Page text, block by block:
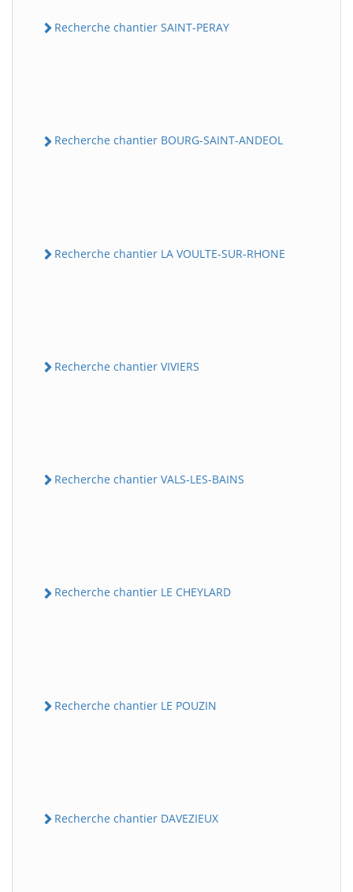
Recherche chantier SAINT-PERAY
Recherche chantier BOURG-SAINT-ANDEOL
Recherche chantier LA VOULTE-SUR-RHONE
Recherche chantier VIVIERS
Recherche chantier VALS-LES-BAINS
Recherche chantier LE CHEYLARD
Recherche chantier LE POUZIN
Recherche chantier DAVEZIEUX